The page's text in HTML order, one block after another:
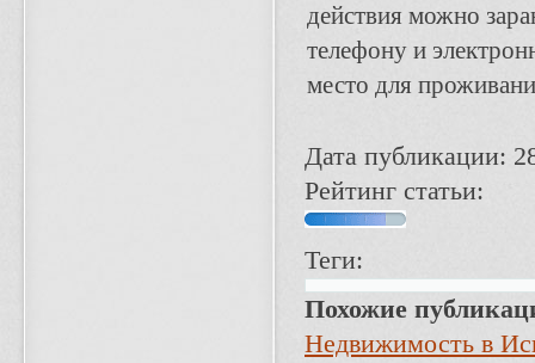
действия можно
телефону и
место для
Дата публикации:
Рейтинг статьи:
Теги:
Похожие
Недвижимость в